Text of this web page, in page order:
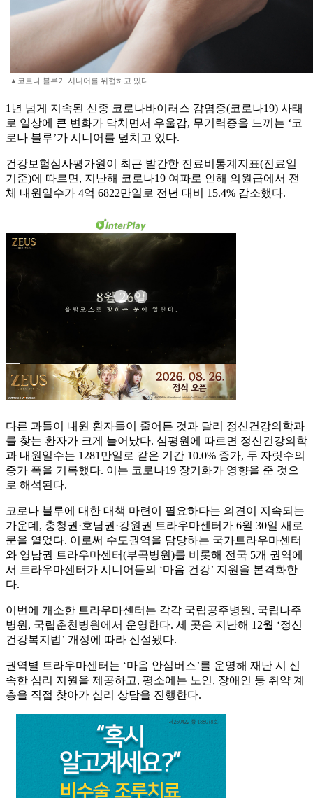
▲코로나 블루가 시니어를 위협하고 있다.
1년 넘게 지속된 신종 코로나바이러스 감염증(코로나19) 사태
로 일상에 큰 변화가 닥치면서 우울감, 무기력증을 느끼는 ‘코
로나 블루’가 시니어를 덮치고 있다.
건강보험심사평가원이 최근 발간한 진료비통계지표(진료일
기준)에 따르면, 지난해 코로나19 여파로 인해 의원급에서 전
체 내원일수가 4억 6822만일로 전년 대비 15.4% 감소했다.
다른 과들이 내원 환자들이 줄어든 것과 달리 정신건강의학과
를 찾는 환자가 크게 늘어났다. 심평원에 따르면 정신건강의학
과 내원일수는 1281만일로 같은 기간 10.0% 증가, 두 자릿수의
증가 폭을 기록했다. 이는 코로나19 장기화가 영향을 준 것으
로 해석된다.
코로나 블루에 대한 대책 마련이 필요하다는 의견이 지속되는
가운데, 충청권·호남권·강원권 트라우마센터가 6월 30일 새로
문을 열었다. 이로써 수도권역을 담당하는 국가트라우마센터
와 영남권 트라우마센터(부곡병원)를 비롯해 전국 5개 권역에
서 트라우마센터가 시니어들의 ‘마음 건강’ 지원을 본격화한
다.
이번에 개소한 트라우마센터는 각각 국립공주병원, 국립나주
병원, 국립춘천병원에서 운영한다. 세 곳은 지난해 12월 ‘정신
건강복지법’ 개정에 따라 신설됐다.
권역별 트라우마센터는 ‘마음 안심버스’를 운영해 재난 시 신
속한 심리 지원을 제공하고, 평소에는 노인, 장애인 등 취약 계
층을 직접 찾아가 심리 상담을 진행한다.